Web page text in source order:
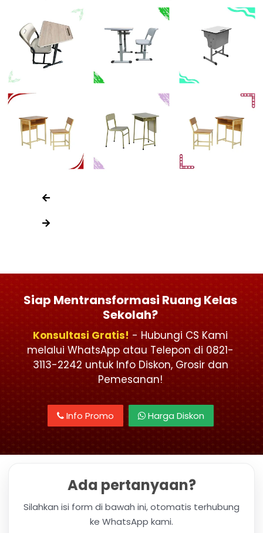
Siap Mentransformasi Ruang Kelas
Sekolah?
Konsultasi Gratis! - Hubungi CS Kami
melalui WhatsApp atau Telepon di 0821-
3113-2242 untuk Info Diskon, Grosir dan
Pemesanan!
Info Promo Harga Diskon
Ada pertanyaan?
Silahkan isi form di bawah ini, otomatis terhubung
ke WhatsApp kami.